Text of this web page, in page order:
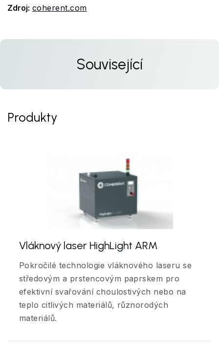
Zdroj: coherent.com
Související
Produkty
Vláknový laser HighLight ARM
Pokročilé technologie vláknového laseru se
středovým a prstencovým paprskem pro
efektivní svařování choulostivých nebo na
teplo citlivých materiálů, různorodých
materiálů.